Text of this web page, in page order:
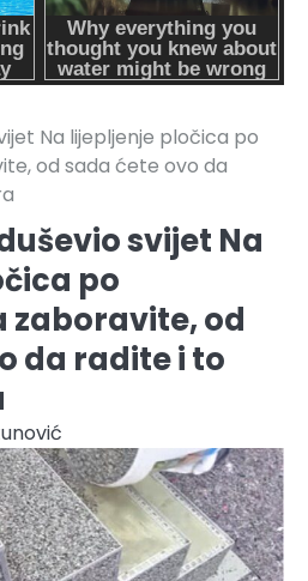
Na lijepljenje pločica po
od sada ćete ovo da
svijet Na
po
zaboravite, od
da radite i to